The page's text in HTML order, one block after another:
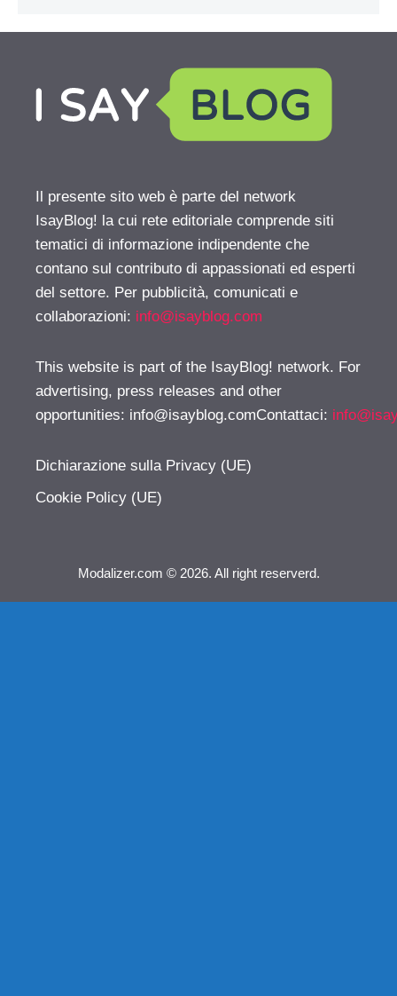
Il presente sito web è parte del network
IsayBlog! la cui rete editoriale comprende siti
tematici di informazione indipendente che
contano sul contributo di appassionati ed esperti
del settore. Per pubblicità, comunicati e
collaborazioni: info@isayblog.com
This website is part of the IsayBlog! network. For
advertising, press releases and other
opportunities: info@isayblog.comContattaci:
Dichiarazione sulla Privacy (UE)
Cookie Policy (UE)
Modalizer.com © 2026. All right reserverd.